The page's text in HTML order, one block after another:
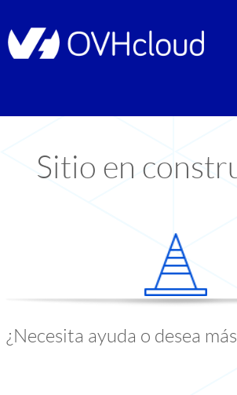
Sitio en
¿Necesita ayuda o desea